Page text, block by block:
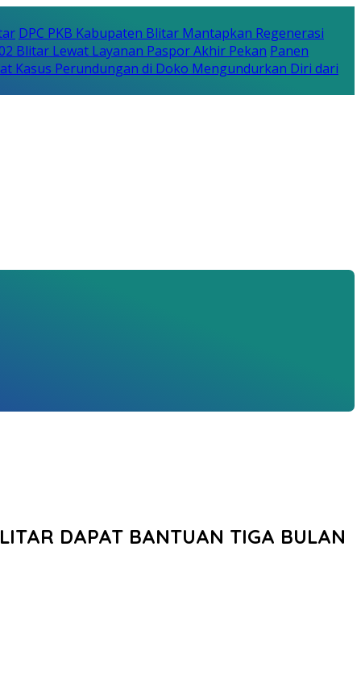
DPC PKB Kabupaten Blitar Mantapkan Regenerasi
Blitar Lewat Layanan Paspor Akhir Pekan Panen
Kasus Perundungan di Doko Mengundurkan Diri dari
DAPAT BANTUAN TIGA BULAN